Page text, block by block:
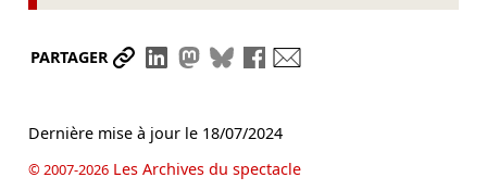
PARTAGER Partager le lien
Partager sur LinkedIn
Partager sur Mastodon
Partager sur Bluesky
Partager sur Facebook
Dernière mise à jour le 18/07/2024
© 2007-2026Les Archives du spectacle